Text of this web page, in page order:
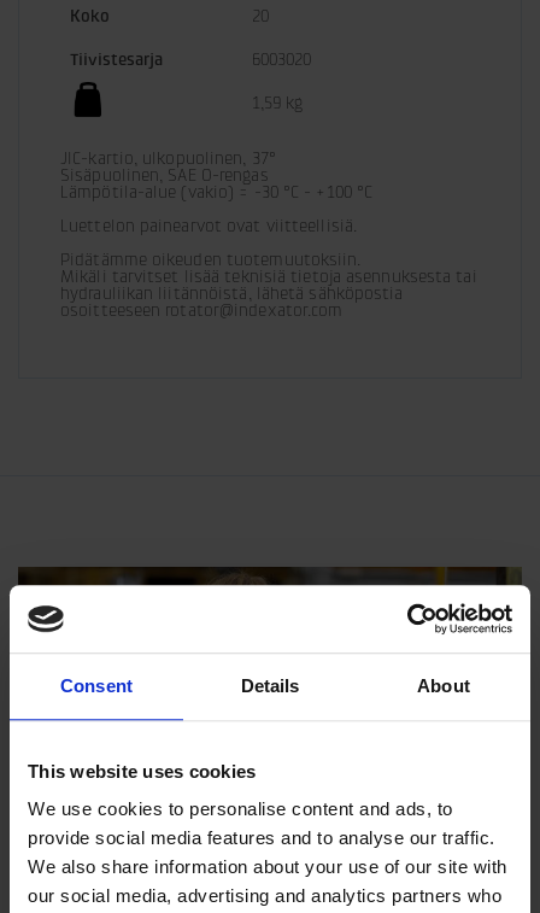
Consent Details About
This website uses cookies
We use cookies to personalise content and ads, to
provide social media features and to analyse our traffic.
We also share information about your use of our site with
our social media, advertising and analytics partners who
Koko 20
Tiivistesarja 6003020
1,59 kg
JIC-kartio, ulkopuolinen, 37°
Sisäpuolinen, SAE O-rengas
Lämpötila-alue (vakio) = -30 °C - +100 °C
Luettelon painearvot ovat viitteellisiä.
Pidätämme oikeuden tuotemuutoksiin.
Mikäli tarvitset lisää teknisiä tietoja asennuksesta tai
hydrauliikan liitännöistä, lähetä sähköpostia
osoitteeseen rotator@indexator.com